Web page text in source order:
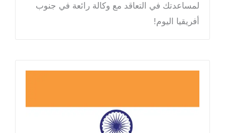
لمساعدتك في التعاقد مع وكالة رائعة في جنوب
أفريقيا اليوم!